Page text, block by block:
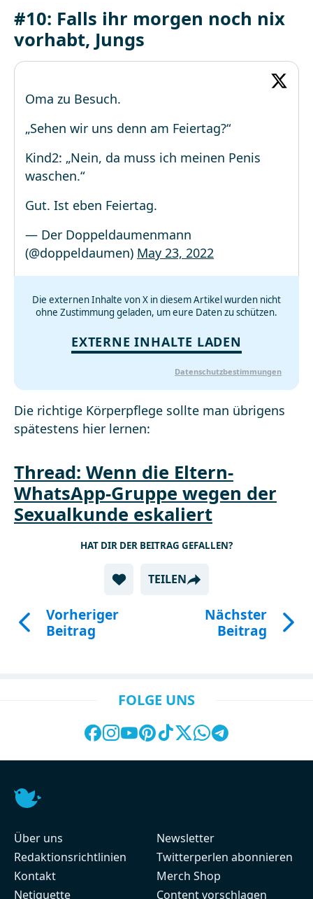
#10: Falls ihr morgen noch nix
vorhabt, Jungs
Oma zu Besuch.
„Sehen wir uns denn am Feiertag?“
Kind2: „Nein, da muss ich meinen Penis
waschen.“
Gut. Ist eben Feiertag.
— Der Doppeldaumenmann
(@doppeldaumen) May 23, 2022
Die externen Inhalte von X in diesem Artikel wurden nicht
ohne Zustimmung geladen, um eure Daten zu schützen.
EXTERNE INHALTE LADEN
Datenschutzbestimmungen
Die richtige Körperpflege sollte man übrigens
spätestens hier lernen:
Thread: Wenn die Eltern-
WhatsApp-Gruppe wegen der
Sexualkunde eskaliert
HAT DIR DER BEITRAG GEFALLEN?
TEILEN
Vorheriger
Beitrag
Nächster
Beitrag
FOLGE UNS
Über uns
Redaktionsrichtlinien
Kontakt
Netiquette
Newsletter
Twitterperlen abonnieren
Merch Shop
Content vorschlagen